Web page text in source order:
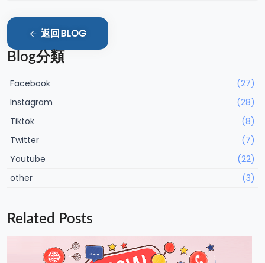
返回BLOG
Blog分類
Facebook
(27)
Instagram
(28)
Tiktok
(8)
Twitter
(7)
Youtube
(22)
other
(3)
Related Posts